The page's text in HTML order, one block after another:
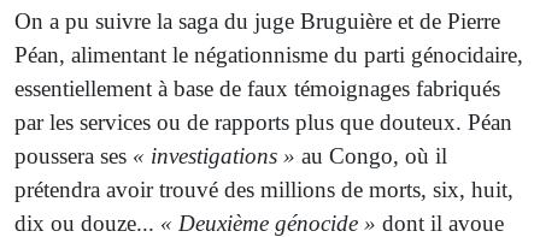
On a pu suivre la saga du juge Bruguière et de Pierre
Péan, alimentant le négationnisme du parti génocidaire,
essentiellement à base de faux témoignages fabriqués
par les services ou de rapports plus que douteux. Péan
poussera ses « investigations » au Congo, où il
prétendra avoir trouvé des millions de morts, six, huit,
dix ou douze... « Deuxième génocide » dont il avoue